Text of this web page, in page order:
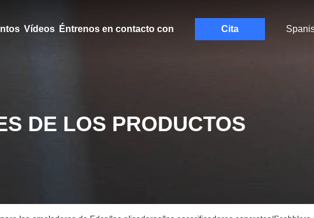
Vídeos Éntrenos en contacto con Cita
DE LOS PRODUCTOS